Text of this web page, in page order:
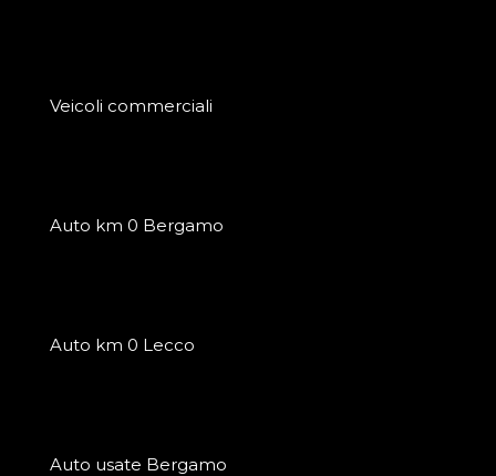
Veicoli commerciali
Auto km 0 Bergamo
Auto km 0 Lecco
Auto usate Bergamo